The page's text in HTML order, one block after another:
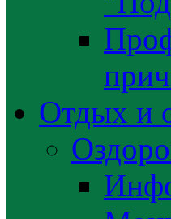
Отдых и